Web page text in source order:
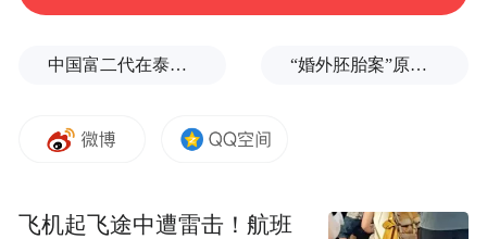
中国富二代在泰国被杀，嫌犯自首后称“在女友浴室看见他”，真相却没这么简单 “婚外胚胎案”原配妻子求助律师：如何核实胚胎已销毁？伪造结婚证算重婚吗？医院的责任边界在哪？
飞机起飞途中遭雷击！航班